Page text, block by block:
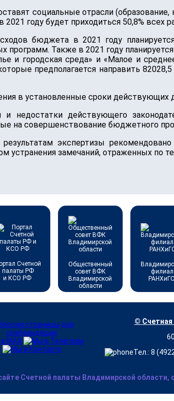
социальные отрасли (образование,
году будет приходиться 50,8% всех
бюджета в 2021 году
Также в 2021 году
и городская среда» и «Малое и
предполагается направить
в установленные сроки действующих
недостатки действующего
на совершенствование бюджетного
экспертизы
устранения замечаний, отраженных по
Счетной
палаты РФ
и КСО РФ
Общественный
совет ВФК
Владимирской
области
филиал
РАНХиГС
© Счетная
Тел.: 8
Счетной палаты Владимирской области,